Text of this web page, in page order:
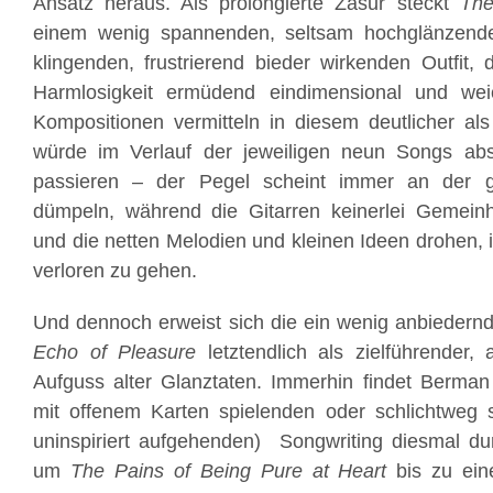
einem wenig spannenden, seltsam
klingenden, frustrierend bieder wirkenden Outfit,
Harmlosigkeit ermüdend eindimensional und
Kompositionen vermitteln in diesem deutlicher
würde im Verlauf der jeweiligen neun Songs
passieren – der Pegel scheint immer an der
dümpeln, während die Gitarren keinerlei
und die netten Melodien und kleinen Ideen drohen,
verloren zu gehen.
Und dennoch erweist sich die ein wenig
Echo of Pleasure letztendlich als zielführender,
Aufguss alter Glanztaten. Immerhin findet
mit offenem Karten spielenden oder schlichtweg
uninspiriert aufgehenden) Songwriting diesmal
um The Pains of Being Pure at Heartbis zu